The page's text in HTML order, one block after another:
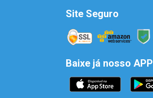
Site Seguro
Baixe já nosso APP